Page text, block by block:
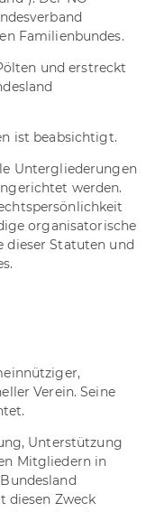
Familienbundes.
und erstreckt
ist beabsichtigt.
Untergliederungen
werden.
organisatorische
dieser Statuten und
Verein. Seine
Unterstützung
Mitgliedern in
diesen Zweck